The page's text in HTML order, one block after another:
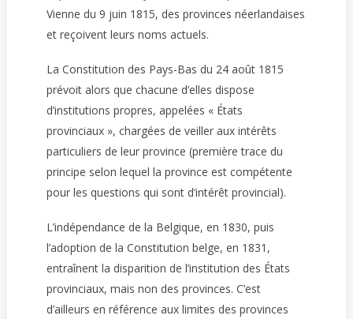
Vienne du 9 juin 1815, des provinces néerlandaises
et reçoivent leurs noms actuels.
La Constitution des Pays-Bas du 24 août 1815
prévoit alors que chacune d’elles dispose
d’institutions propres, appelées « États
provinciaux », chargées de veiller aux intérêts
particuliers de leur province (première trace du
principe selon lequel la province est compétente
pour les questions qui sont d’intérêt provincial).
L’indépendance de la Belgique, en 1830, puis
l’adoption de la Constitution belge, en 1831,
entraînent la disparition de l’institution des États
provinciaux, mais non des provinces. C’est
d’ailleurs en référence aux limites des provinces